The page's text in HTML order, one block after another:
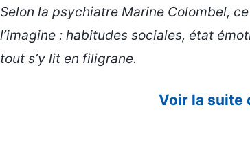
Selon la psychiatre Marine Colombel,
l’imagine : habitudes sociales, état
tout s’y lit en filigrane.
Voir la suite